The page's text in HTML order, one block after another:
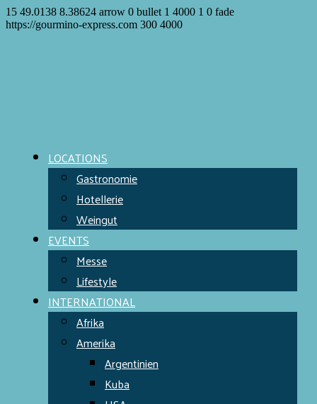
15 49.0138 8.38624 arrow 0 bullet 1 4000 1 0 fade
https://gourmino-express.com 300 4000
LOCATIONS
Gastronomie
Hotellerie
Weingut
EVENTS
Messe
Lifestyle
INTERNATIONAL
Afrika
Amerika
Argentinien
Kuba